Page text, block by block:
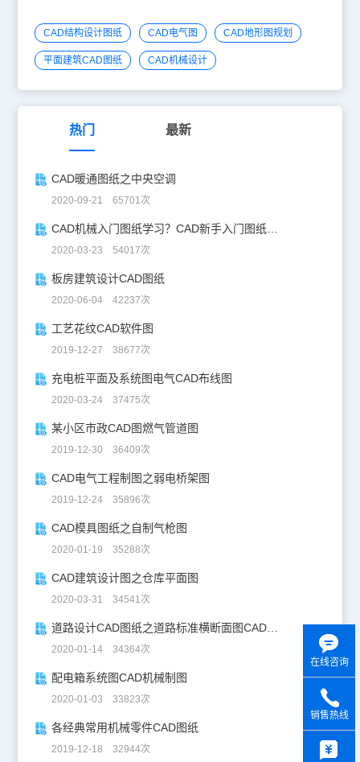
CAD结构设计图纸 CAD电气图 CAD地形图规划
平面建筑CAD图纸 CAD机械设计
热门 最新
CAD暖通图纸之中央空调
2020-09-21 65701次
CAD机械入门图纸学习？CAD新手入门图纸练习
2020-03-23 54017次
板房建筑设计CAD图纸
2020-06-04 42237次
工艺花纹CAD软件图
2019-12-27 38677次
充电桩平面及系统图电气CAD布线图
2020-03-24 37475次
某小区市政CAD图燃气管道图
2019-12-30 36409次
CAD电气工程制图之弱电桥架图
2019-12-24 35896次
CAD模具图纸之自制气枪图
2020-01-19 35288次
CAD建筑设计图之仓库平面图
2020-03-31 34541次
道路设计CAD图纸之道路标准横断面图CAD图纸
2020-01-14 34364次
配电箱系统图CAD机械制图
2020-01-03 33823次
各经典常用机械零件CAD图纸
2019-12-18 32944次
在线咨询
销售热线